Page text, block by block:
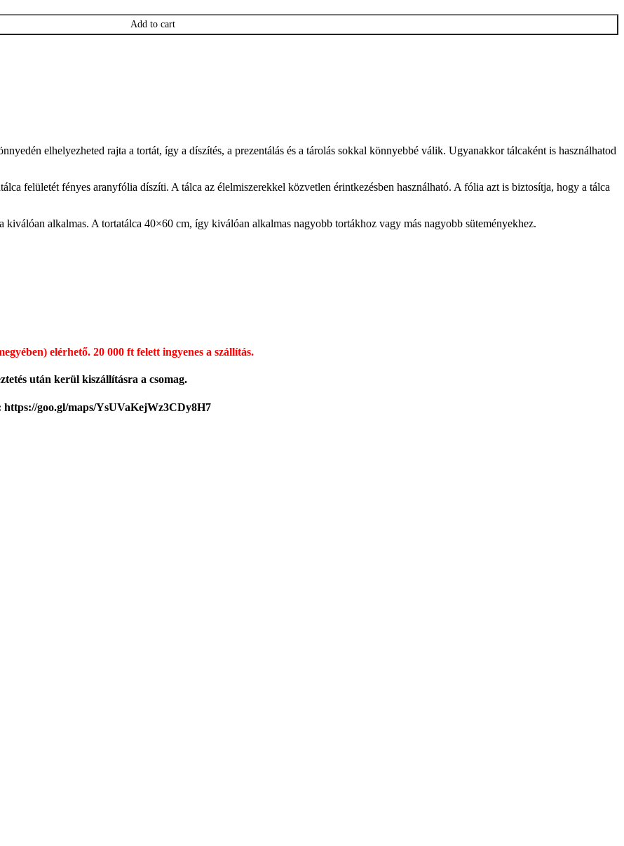
Add to cart
elhelyezheted rajta a tortát, így a díszítés, a prezentálás és a tárolás sokkal könnyebbé válik. Ugyanakkor tálcaként is használhatod
felületét fényes aranyfólia díszíti. A tálca az élelmiszerekkel közvetlen érintkezésben használható. A fólia azt is biztosítja, hogy a tálca
kiválóan alkalmas. A tortatálca 40×60 cm, így kiválóan alkalmas nagyobb tortákhoz vagy más nagyobb süteményekhez.
elérhető. 20 000 ft felett ingyenes a szállítás.
után kerül kiszállításra a csomag.
goo.gl/maps/YsUVaKejWz3CDy8H7